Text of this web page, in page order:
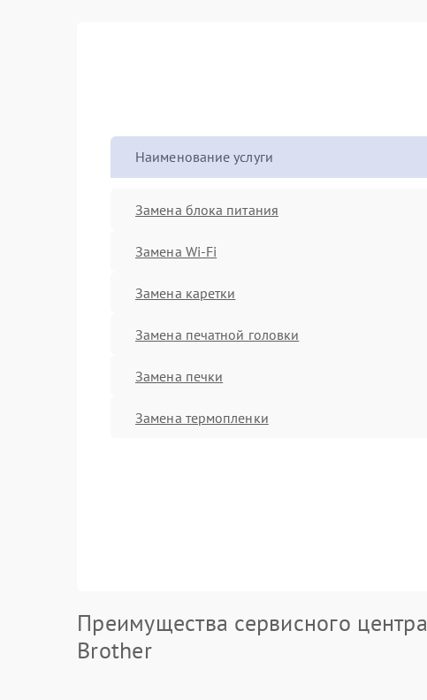
Наименование услуги
Замена блока питания
Замена Wi-Fi
Замена каретки
Замена печатной головки
Замена печки
Замена термопленки
Преимущества сервисного центра
Brother